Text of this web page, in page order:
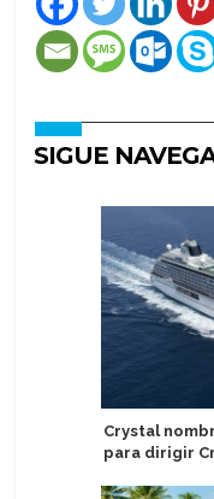
SIGUE
Crystal
para dirigir